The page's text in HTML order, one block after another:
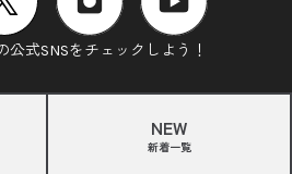
公式SNSをチェックしよう！
NEW
新着一覧